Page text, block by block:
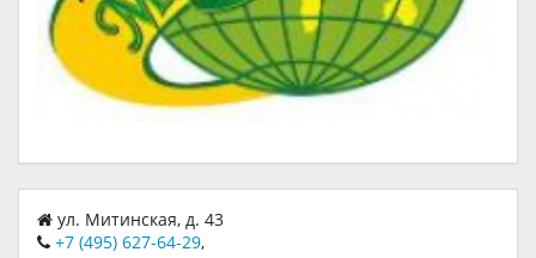
ул. Митинская, д. 43
+7 (495) 627-64-29,